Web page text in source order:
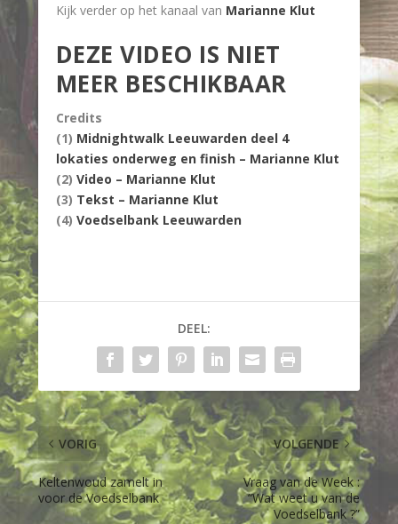
Kijk verder op het kanaal van Marianne Klut
DEZE VIDEO IS NIET
MEER BESCHIKBAAR
Credits
(1) Midnightwalk Leeuwarden deel 4
lokaties onderweg en finish – Marianne Klut
(2) Video – Marianne Klut
(3) Tekst – Marianne Klut
(4) Voedselbank Leeuwarden
DEEL:
VORIG
Keltenwoud zamelt in
voor de Voedselbank
VOLGENDE
Vraag van de Week :
“Wat weet u van de
Voedselbank ?”